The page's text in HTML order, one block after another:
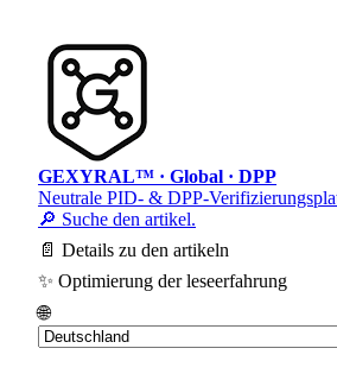
GEXYRAL™ · Global · DPP
Neutrale PID- & DPP-
🔎 Suche den artikel.
📄 Details zu den artikeln
✨ Optimierung der leseerfahrung
🌐